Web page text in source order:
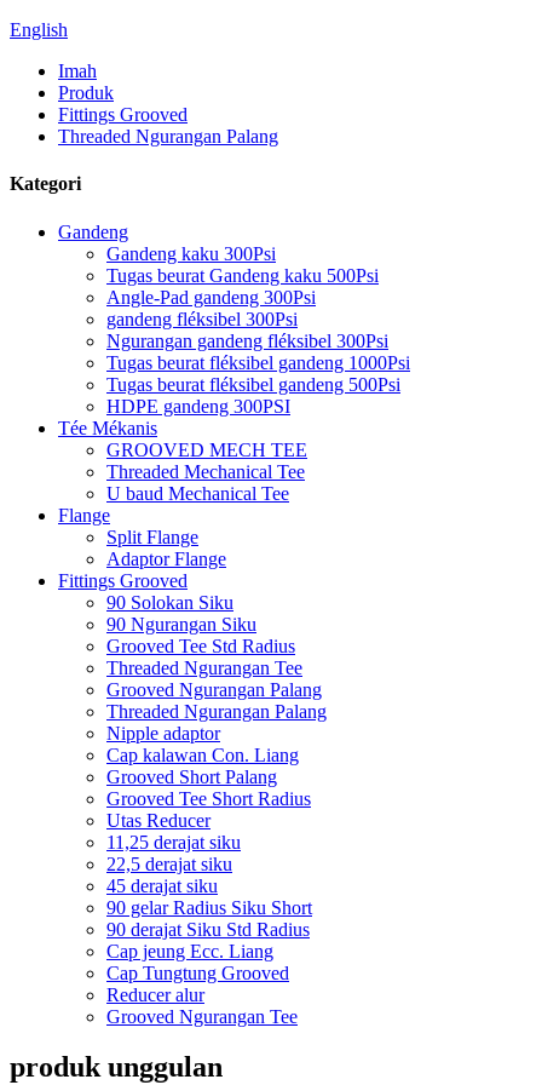
English
Imah
Produk
Fittings Grooved
Threaded Ngurangan Palang
Kategori
Gandeng
Gandeng kaku 300Psi
Tugas beurat Gandeng kaku 500Psi
Angle-Pad gandeng 300Psi
gandeng fléksibel 300Psi
Ngurangan gandeng fléksibel 300Psi
Tugas beurat fléksibel gandeng 1000Psi
Tugas beurat fléksibel gandeng 500Psi
HDPE gandeng 300PSI
Tée Mékanis
GROOVED MECH TEE
Threaded Mechanical Tee
U baud Mechanical Tee
Flange
Split Flange
Adaptor Flange
Fittings Grooved
90 Solokan Siku
90 Ngurangan Siku
Grooved Tee Std Radius
Threaded Ngurangan Tee
Grooved Ngurangan Palang
Threaded Ngurangan Palang
Nipple adaptor
Cap kalawan Con. Liang
Grooved Short Palang
Grooved Tee Short Radius
Utas Reducer
11,25 derajat siku
22,5 derajat siku
45 derajat siku
90 gelar Radius Siku Short
90 derajat Siku Std Radius
Cap jeung Ecc. Liang
Cap Tungtung Grooved
Reducer alur
Grooved Ngurangan Tee
produk unggulan